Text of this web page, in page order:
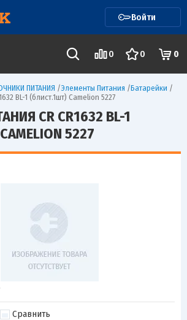
Войти
0 0 0
ПИТАНИЯ /Элементы Питания /Батарейки /
BL-1 (блист.1шт) Camelion 5227
CR CR1632 BL-1
5227
Сравнить